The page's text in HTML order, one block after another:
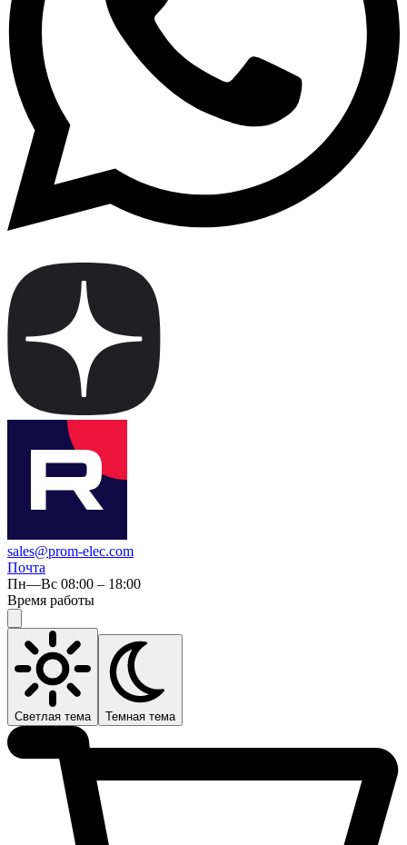
sales@prom-elec.com
Почта
Пн—Вс 08:00 – 18:00
Время работы
Светлая тема Темная тема